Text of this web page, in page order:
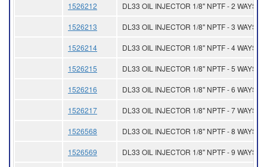
1526212 DL33 OIL INJECTOR 1/8" NPTF - 2 WAYS
1526213 DL33 OIL INJECTOR 1/8" NPTF - 3 WAYS
1526214 DL33 OIL INJECTOR 1/8" NPTF - 4 WAYS
1526215 DL33 OIL INJECTOR 1/8" NPTF - 5 WAYS
1526216 DL33 OIL INJECTOR 1/8" NPTF - 6 WAYS
1526217 DL33 OIL INJECTOR 1/8" NPTF - 7 WAYS
1526568 DL33 OIL INJECTOR 1/8" NPTF - 8 WAYS
1526569 DL33 OIL INJECTOR 1/8" NPTF - 9 WAYS